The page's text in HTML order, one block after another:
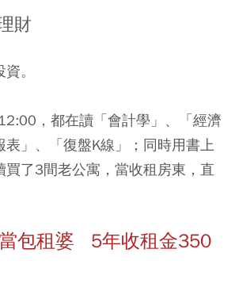
財
。
，都在讀「會計學」、「經濟
表」、「復盤K線」；同時用書上
買了3間老公寓，當收租房東，直
包租婆 5年收租金350